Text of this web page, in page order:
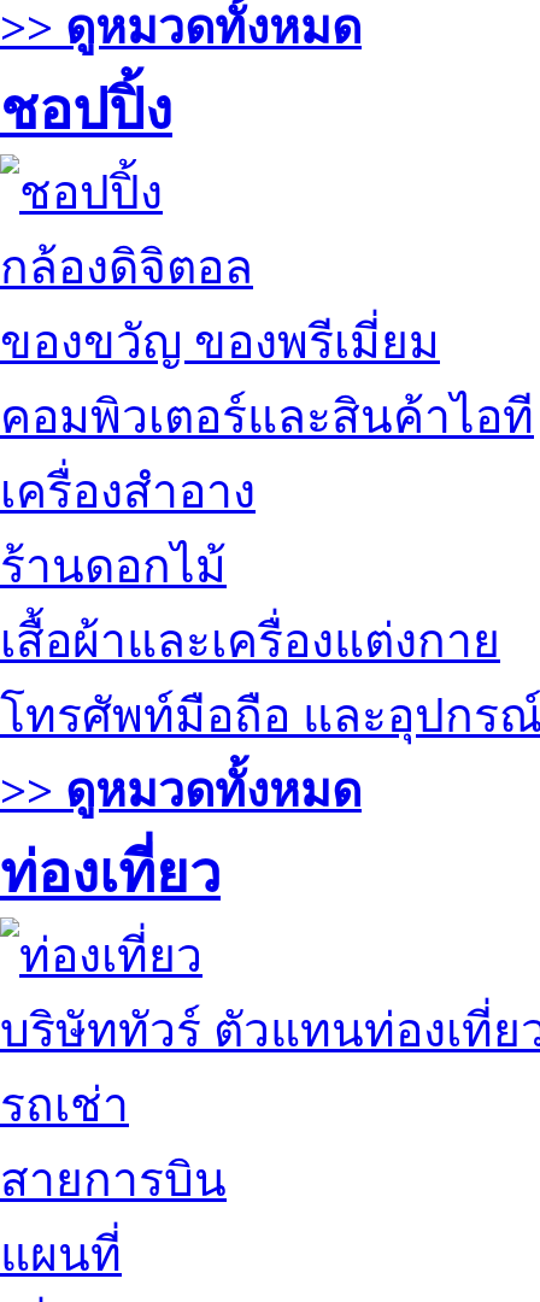
>> ดูหมวดทั้งหมด
ชอปปิ้ง
กล้องดิจิตอล
ของขวัญ ของพรีเมี่ยม
คอมพิวเตอร์และสินค้าไอที
เครื่องสำอาง
ร้านดอกไม้
เสื้อผ้าและเครื่องแต่งกาย
โทรศัพท์มือถือ และอุปกร
>> ดูหมวดทั้งหมด
ท่องเที่ยว
บริษัททัวร์ ตัวแทนท่องเที่ย
รถเช่า
สายการบิน
แผนที่